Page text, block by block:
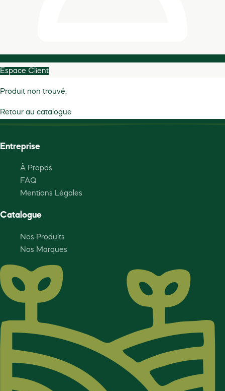
Espace Client
Produit non trouvé.
Retour au catalogue
Entreprise
À Propos
FAQ
Mentions Légales
Catalogue
Nos Produits
Nos Marques